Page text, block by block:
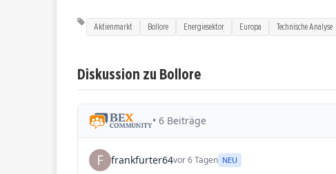
Aktienmarkt Bollore Energiesektor Europa Technische Analyse
Diskussion zu Bollore